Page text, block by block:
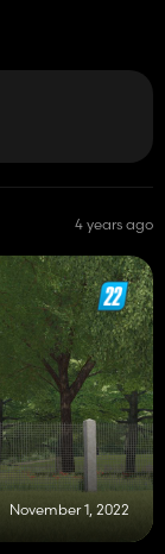
4 years ago
November 1, 2022